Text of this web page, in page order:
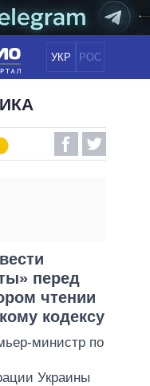
УКР РОС
перед
чтении
кодексу
министр по
Украины